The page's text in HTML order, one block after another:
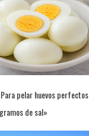
pelar huevos perfectos
de sal»